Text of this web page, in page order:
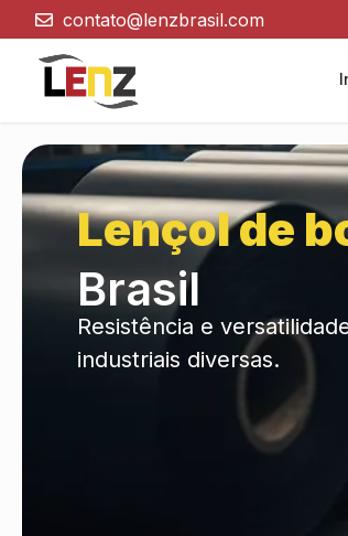
contato@lenzbrasil.com
Lençol de
Brasil
Resistência e
industriais diversas.